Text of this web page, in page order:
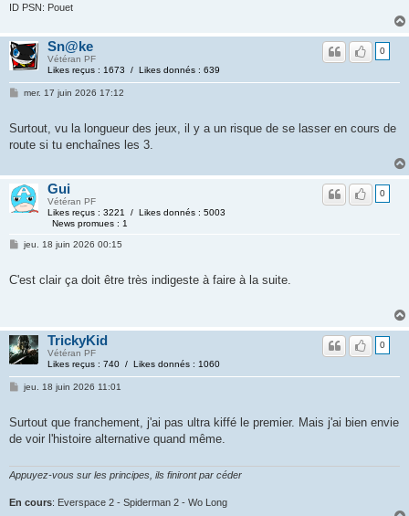
ID PSN: Pouet
Sn@ke
Vétéran PF
Likes reçus : 1673 / Likes donnés : 639
0
mer. 17 juin 2026 17:12
Surtout, vu la longueur des jeux, il y a un risque de se lasser en cours de
route si tu enchaînes les 3.
Gui
Vétéran PF
Likes reçus : 3221 / Likes donnés : 5003
News promues : 1
0
jeu. 18 juin 2026 00:15
C'est clair ça doit être très indigeste à faire à la suite.
TrickyKid
Vétéran PF
Likes reçus : 740 / Likes donnés : 1060
0
jeu. 18 juin 2026 11:01
Surtout que franchement, j'ai pas ultra kiffé le premier. Mais j'ai bien envie
de voir l'histoire alternative quand même.
Appuyez-vous sur les principes, ils finiront par céder
En cours: Everspace 2 - Spiderman 2 - Wo Long